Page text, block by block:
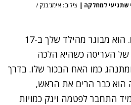
שתגיעי למחלקה | צילום: אימג'בנק /
. הוא מבוגר מהילד שלך ב-17
העריסה כשהיא הלכה
כמו האח הבכור שלו. בדרך
הוא כבר הרים את הראש,
התחבר לפטמה וינק כמויות